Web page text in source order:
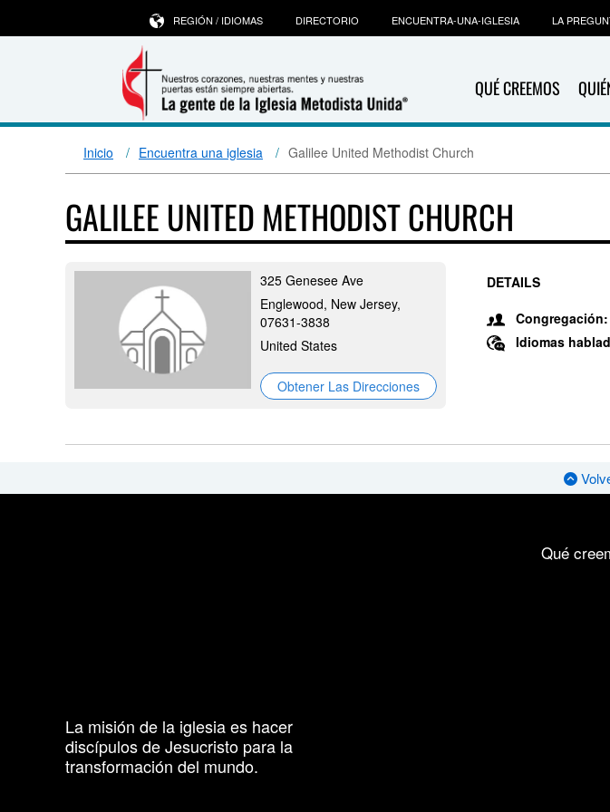
QUÉ CREEMOS
REGIÓN / IDIOMAS DIRECTORIO ENCUENTRA-UNA-IGLESIA LA
Inicio Encuentra una iglesia Galilee United Methodist Church
GALILEE UNITED METHODIST CHURCH
325 Genesee Ave
Englewood, New Jersey,
07631-3838
United States
Obtener Las Direcciones
DETAILS
Congregación:
Idiomas
La misión de la iglesia es hacer
discípulos de Jesucristo para la
transformación del mundo.
Qué